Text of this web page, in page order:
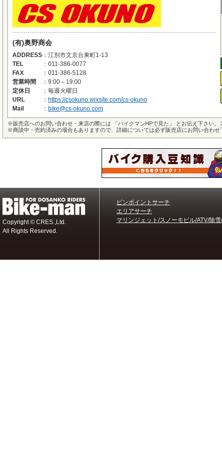
(有)奥野商会
ADDRESS ： 江別市文京台東町1-13
TEL
： 011-386-0077
FAX
： 011-386-5128
営業時間
： 9:00～19:00
定休日
： 毎週火曜日
URL
： https://csokuno.wixsite.com/cs-okuno
Mail
： bike@cs-okuno.com
※販売店へのお問い合わせ・来店の際には 「バイクマンHPで見た」 とお伝え下さい
※商談中・売約済みの場合もありますので、詳細については必ず販売店にお問い合わせ
Copyright © CRES.,Ltd.
All Rights Reserved.
ピンポイントサーチ
エリアサーチ
マリンジェット/スノーモビル/ATV/除